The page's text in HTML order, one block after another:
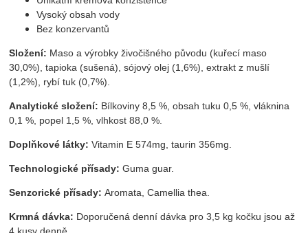
Vysoký obsah vody
Bez konzervantů
Složení: Maso a výrobky živočišného původu (kuřecí maso
30,0%), tapioka (sušená), sójový olej (1,6%), extrakt z mušlí
(1,2%), rybí tuk (0,7%).
Analytické složení: Bílkoviny 8,5 %, obsah tuku 0,5 %, vláknina
0,1 %, popel 1,5 %, vlhkost 88,0 %.
Doplňkové látky: Vitamin E 574mg, taurin 356mg.
Technologické přísady: Guma guar.
Senzorické přísady: Aromata, Camellia thea.
Krmná dávka: Doporučená denní dávka pro 3,5 kg kočku jsou až